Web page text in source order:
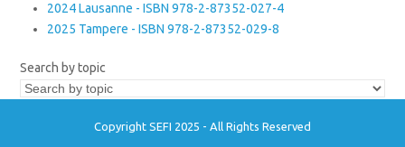
2024 Lausanne - ISBN 978-2-87352-027-4
2025 Tampere - ISBN 978-2-87352-029-8
Search by topic
Copyright SEFI 2025 - All Rights Reserved